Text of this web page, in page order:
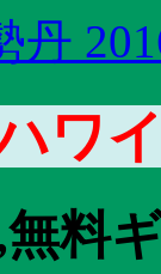
丹
ワ
料